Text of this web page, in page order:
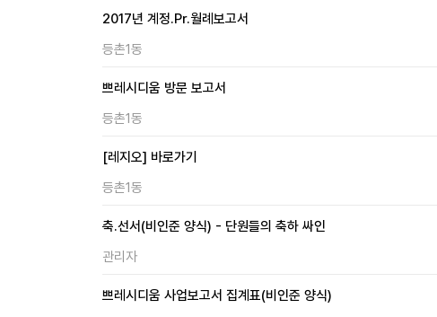
2017년 계정.Pr.월례보고서
등촌1동
쁘레시디움 방문 보고서
등촌1동
[레지오] 바로가기
등촌1동
축.선서(비인준 양식) - 단원들의 축하 싸인
관리자
쁘레시디움 사업보고서 집계표(비인준 양식)